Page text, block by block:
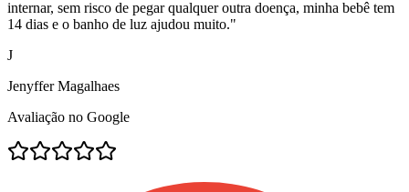
internar, sem risco de pegar qualquer outra doença, minha bebê tem
14 dias e o banho de luz ajudou muito."
J
Jenyffer Magalhaes
Avaliação no Google